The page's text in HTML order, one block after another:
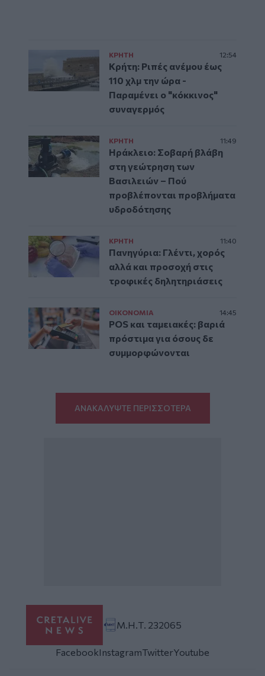
ΚΡΗΤΗ 12:54
Κρήτη: Ριπές ανέμου έως
110 χλμ την ώρα -
Παραμένει ο "κόκκινος"
συναγερμός
ΚΡΗΤΗ 11:49
Ηράκλειο: Σοβαρή βλάβη
στη γεώτρηση των
Βασιλειών – Πού
προβλέπονται προβλήματα
υδροδότησης
ΚΡΗΤΗ 11:40
Πανηγύρια: Γλέντι, χορός
αλλά και προσοχή στις
τροφικές δηλητηριάσεις
ΟΙΚΟΝΟΜΙΑ 14:45
POS και ταμειακές: βαριά
πρόστιμα για όσους δε
συμμορφώνονται
ΑΝΑΚΑΛΥΨΤΕ ΠΕΡΙΣΣΟΤΕΡΑ
Μ.Η.Τ. 232065
FacebookInstagramTwitterYoutube